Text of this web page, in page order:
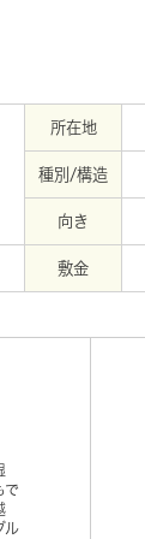
所在地
種別/構造
向き
敷金
で
ル